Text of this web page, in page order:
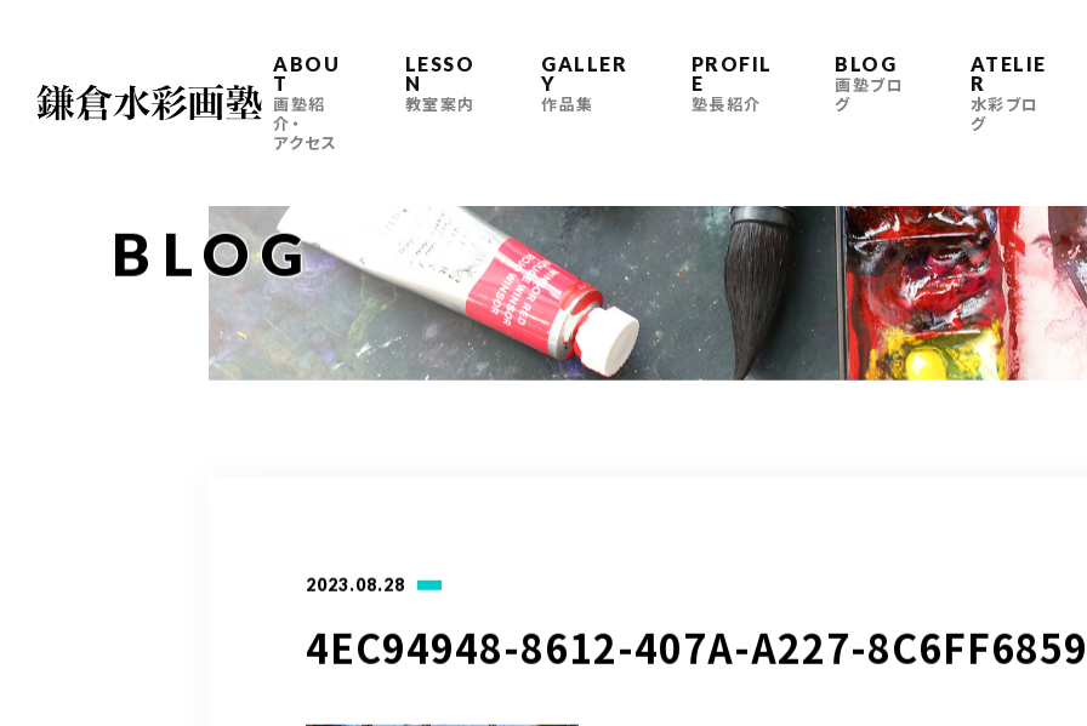
ABOU
T
画塾紹
介・
アクセス
LESSO
N
教室案内
GALLER
Y
作品集
PROFIL
E
塾長紹介
BLOG
画塾ブロ
グ
ATELIE
R
水彩ブロ
グ
BLOG
2023.08.28
4EC94948-8612-407A-A227-